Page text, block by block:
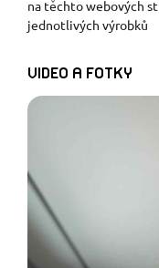
na těchto webových
jednotlivých výrobků
VIDEO A FOTKY